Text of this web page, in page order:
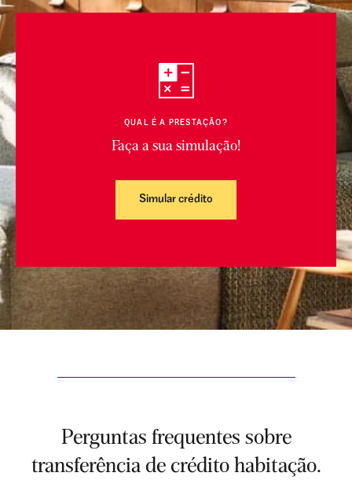
QUAL É A PRESTAÇÃO?
Faça a sua simulação!
Simular crédito
Perguntas frequentes sobre
transferência de crédito habitação.